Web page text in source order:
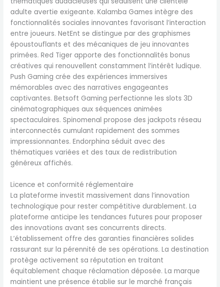
adulte avertie exigeante. Kalamba Games intègre des
fonctionnalités sociales innovantes favorisant l’interaction
entre joueurs. NetEnt se distingue par des graphismes
époustouflants et des mécaniques de jeu innovantes
primées. Red Tiger apporte des fonctionnalités bonus
créatives qui renouvellent constamment l’intérêt ludique.
Push Gaming crée des expériences immersives
mémorables avec des narratives engageantes
captivantes. Betsoft Gaming perfectionne les slots 3D
cinématographiques aux séquences animées
spectaculaires. Spinomenal propose des jackpots réseau
interconnectés cumulant rapidement des sommes
impressionnantes. Endorphina séduit avec des
thématiques variées et des taux de redistribution
généreux affichés.
Licence et conformité réglementaire
La plateforme investit massivement dans l’innovation
technologique pour rester compétitive durablement. La
plateforme anticipe les tendances futures pour proposer
des innovations avant ses concurrents directs.
L’établissement offre des garanties financières solides
rassurant sur la pérennité de ses opérations. La destination
protège activement sa réputation en traitant
équitablement chaque réclamation déposée. La marque
maintient une présence établie sur le marché français